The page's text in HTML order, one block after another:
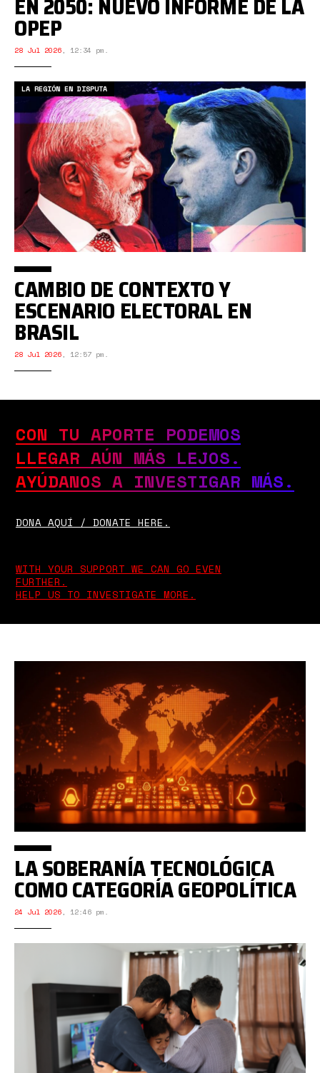
OPEP
28 Jul 2026, 12:34 pm.
LA REGIÓN EN DISPUTA
CAMBIO DE CONTEXTO Y
ESCENARIO ELECTORAL EN
BRASIL
28 Jul 2026, 12:57 pm.
CON TU APORTE PODEMOS
LLEGAR AÚN MÁS LEJOS.
AYÚDANOS A INVESTIGAR MÁS.
DONA AQUÍ / DONATE HERE.
WITH YOUR SUPPORT WE CAN GO EVEN
FURTHER.
HELP US TO INVESTIGATE MORE.
LA SOBERANÍA TECNOLÓGICA
COMO CATEGORÍA GEOPOLÍTICA
24 Jul 2026, 12:46 pm.